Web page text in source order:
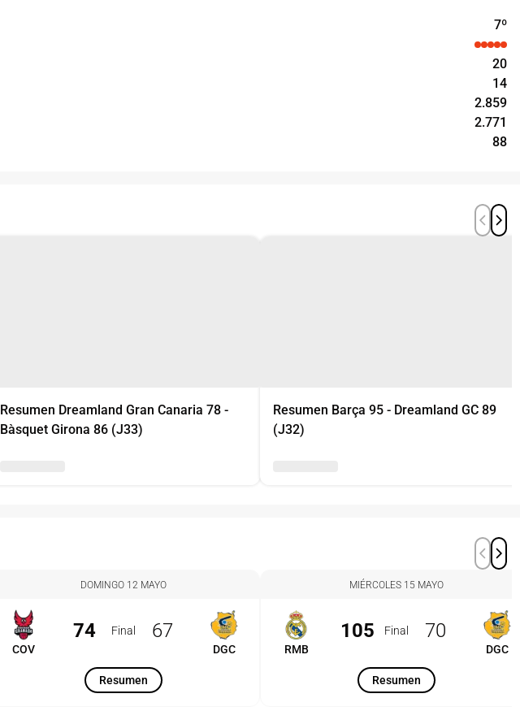
7º
20
14
2.859
2.771
88
Resumen Dreamland Gran Canaria 78 -
Bàsquet Girona 86 (J33)
Resumen Barça 95 - Dreamland GC 89
(J32)
DOMINGO 12 MAYO
COV
74 Final 67
DGC
Resumen
MIÉRCOLES 15 MAYO
RMB
105 Final 70
DGC
Resumen